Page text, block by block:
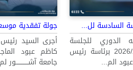
السادسة لل...
الدوري للجلسة
السادسة للعام الدراسي 2026/2025 برئاسة رئيس
الم...
جولة تفقدية موسعة
أجرى السيد رئيس
كاظم عبود
جامعة آشــــــــــــور